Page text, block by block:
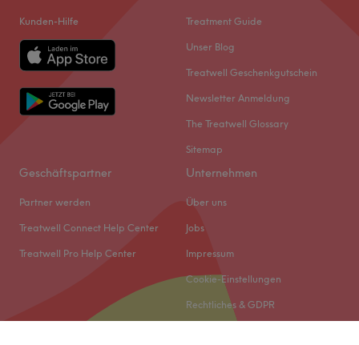
Kunden-Hilfe Treatment Guide
Unser Blog
Treatwell Geschenkgutschein
Newsletter Anmeldung
The Treatwell Glossary
Sitemap
Geschäftspartner
Partner werden
Treatwell Connect Help Center
Treatwell Pro Help Center
Unternehmen
Über uns
Jobs
Impressum
Cookie-Einstellungen
Rechtliches & GDPR